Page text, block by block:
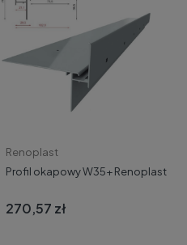
Renoplast
Profil okapowy W35+ Renoplast
270,57 zł